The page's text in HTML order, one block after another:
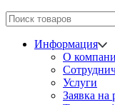
Информация
О
Услуги
Заявка на